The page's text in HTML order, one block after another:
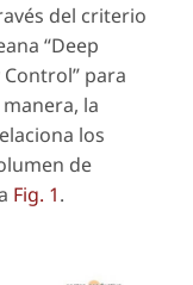
del criterio
“Deep
para
la
los
de
Fig. 1.